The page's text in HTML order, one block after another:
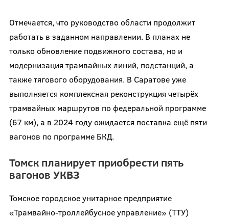
Отмечается, что руководство области продолжит
работать в заданном направлении. В планах не
только обновление подвижного состава, но и
модернизация трамвайных линий, подстанций, а
также тягового оборудования. В Саратове уже
выполняется комплексная реконструкция четырёх
трамвайных маршрутов по федеральной программе
(67 км), а в 2024 году ожидается поставка ещё пяти
вагонов по программе БКД.
Томск планирует приобрести пять
вагонов УКВЗ
Томское городское унитарное предприятие
«Трамвайно-троллейбусное управление» (ТТУ)